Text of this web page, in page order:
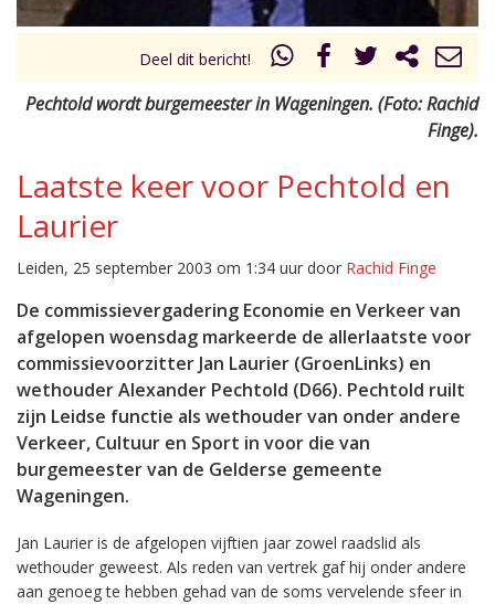
Deel dit bericht!
Pechtold wordt burgemeester in Wageningen. (Foto: Rachid
Finge).
Laatste keer voor Pechtold en
Laurier
Leiden, 25 september 2003 om 1:34 uur door Rachid Finge
De commissievergadering Economie en Verkeer van
afgelopen woensdag markeerde de allerlaatste voor
commissievoorzitter Jan Laurier (GroenLinks) en
wethouder Alexander Pechtold (D66). Pechtold ruilt
zijn Leidse functie als wethouder van onder andere
Verkeer, Cultuur en Sport in voor die van
burgemeester van de Gelderse gemeente
Wageningen.
Jan Laurier is de afgelopen vijftien jaar zowel raadslid als
wethouder geweest. Als reden van vertrek gaf hij onder andere
aan genoeg te hebben gehad van de soms vervelende sfeer in